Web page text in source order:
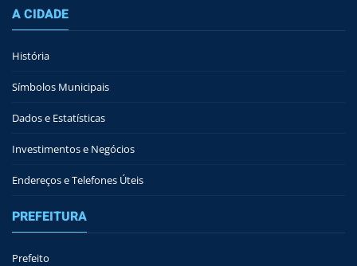
A CIDADE
História
Símbolos Municipais
Dados e Estatísticas
Investimentos e Negócios
Endereços e Telefones Úteis
PREFEITURA
Prefeito